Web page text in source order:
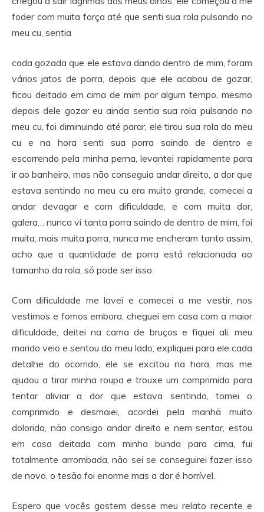
foder com muita força até que senti sua rola pulsando no
meu cu, sentia
cada gozada que ele estava dando dentro de mim, foram
vários jatos de porra, depois que ele acabou de gozar,
ficou deitado em cima de mim por algum tempo, mesmo
depois dele gozar eu ainda sentia sua rola pulsando no
meu cu, foi diminuindo até parar, ele tirou sua rola do meu
cu e na hora senti sua porra saindo de dentro e
escorrendo pela minha perna, levantei rapidamente para
ir ao banheiro, mas não conseguia andar direito, a dor que
estava sentindo no meu cu era muito grande, comecei a
andar devagar e com dificuldade, e com muita dor,
galera… nunca vi tanta porra saindo de dentro de mim, foi
muita, mais muita porra, nunca me encheram tanto assim,
acho que a quantidade de porra está relacionada ao
tamanho da rola, só pode ser isso.
Com dificuldade me lavei e comecei a me vestir, nos
vestimos e fomos embora, cheguei em casa com a maior
dificuldade, deitei na cama de bruços e fiquei ali, meu
marido veio e sentou do meu lado, expliquei para ele cada
detalhe do ocorrido, ele se excitou na hora, mas me
ajudou a tirar minha roupa e trouxe um comprimido para
tentar aliviar a dor que estava sentindo, tomei o
comprimido e desmaiei, acordei pela manhã muito
dolorida, não consigo andar direito e nem sentar, estou
em casa deitada com minha bunda para cima, fui
totalmente arrombada, não sei se conseguirei fazer isso
de novo, o tesão foi enorme mas a dor é horrível.
Espero que vocês gostem desse meu relato recente e